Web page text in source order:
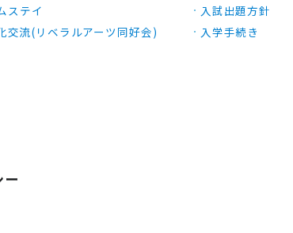
ステイ
交流(リベラルアーツ同好会)
入試出題方針
入学手続き
ー